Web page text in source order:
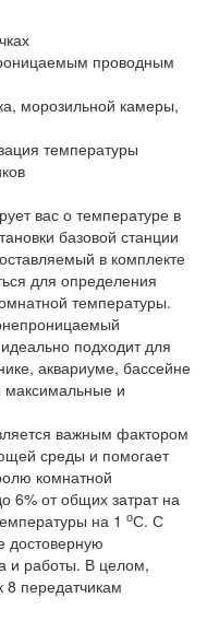
проводным
морозильной камеры,
температуры
вас о температуре в
базовой станции
в комплекте
для определения
температуры.
подходит для
аквариуме, бассейне
максимальные и
важным фактором
среды и помогает
комнатной
6% от общих затрат на
на 1 оС. С
достоверную
и работы. В целом,
8 передатчикам